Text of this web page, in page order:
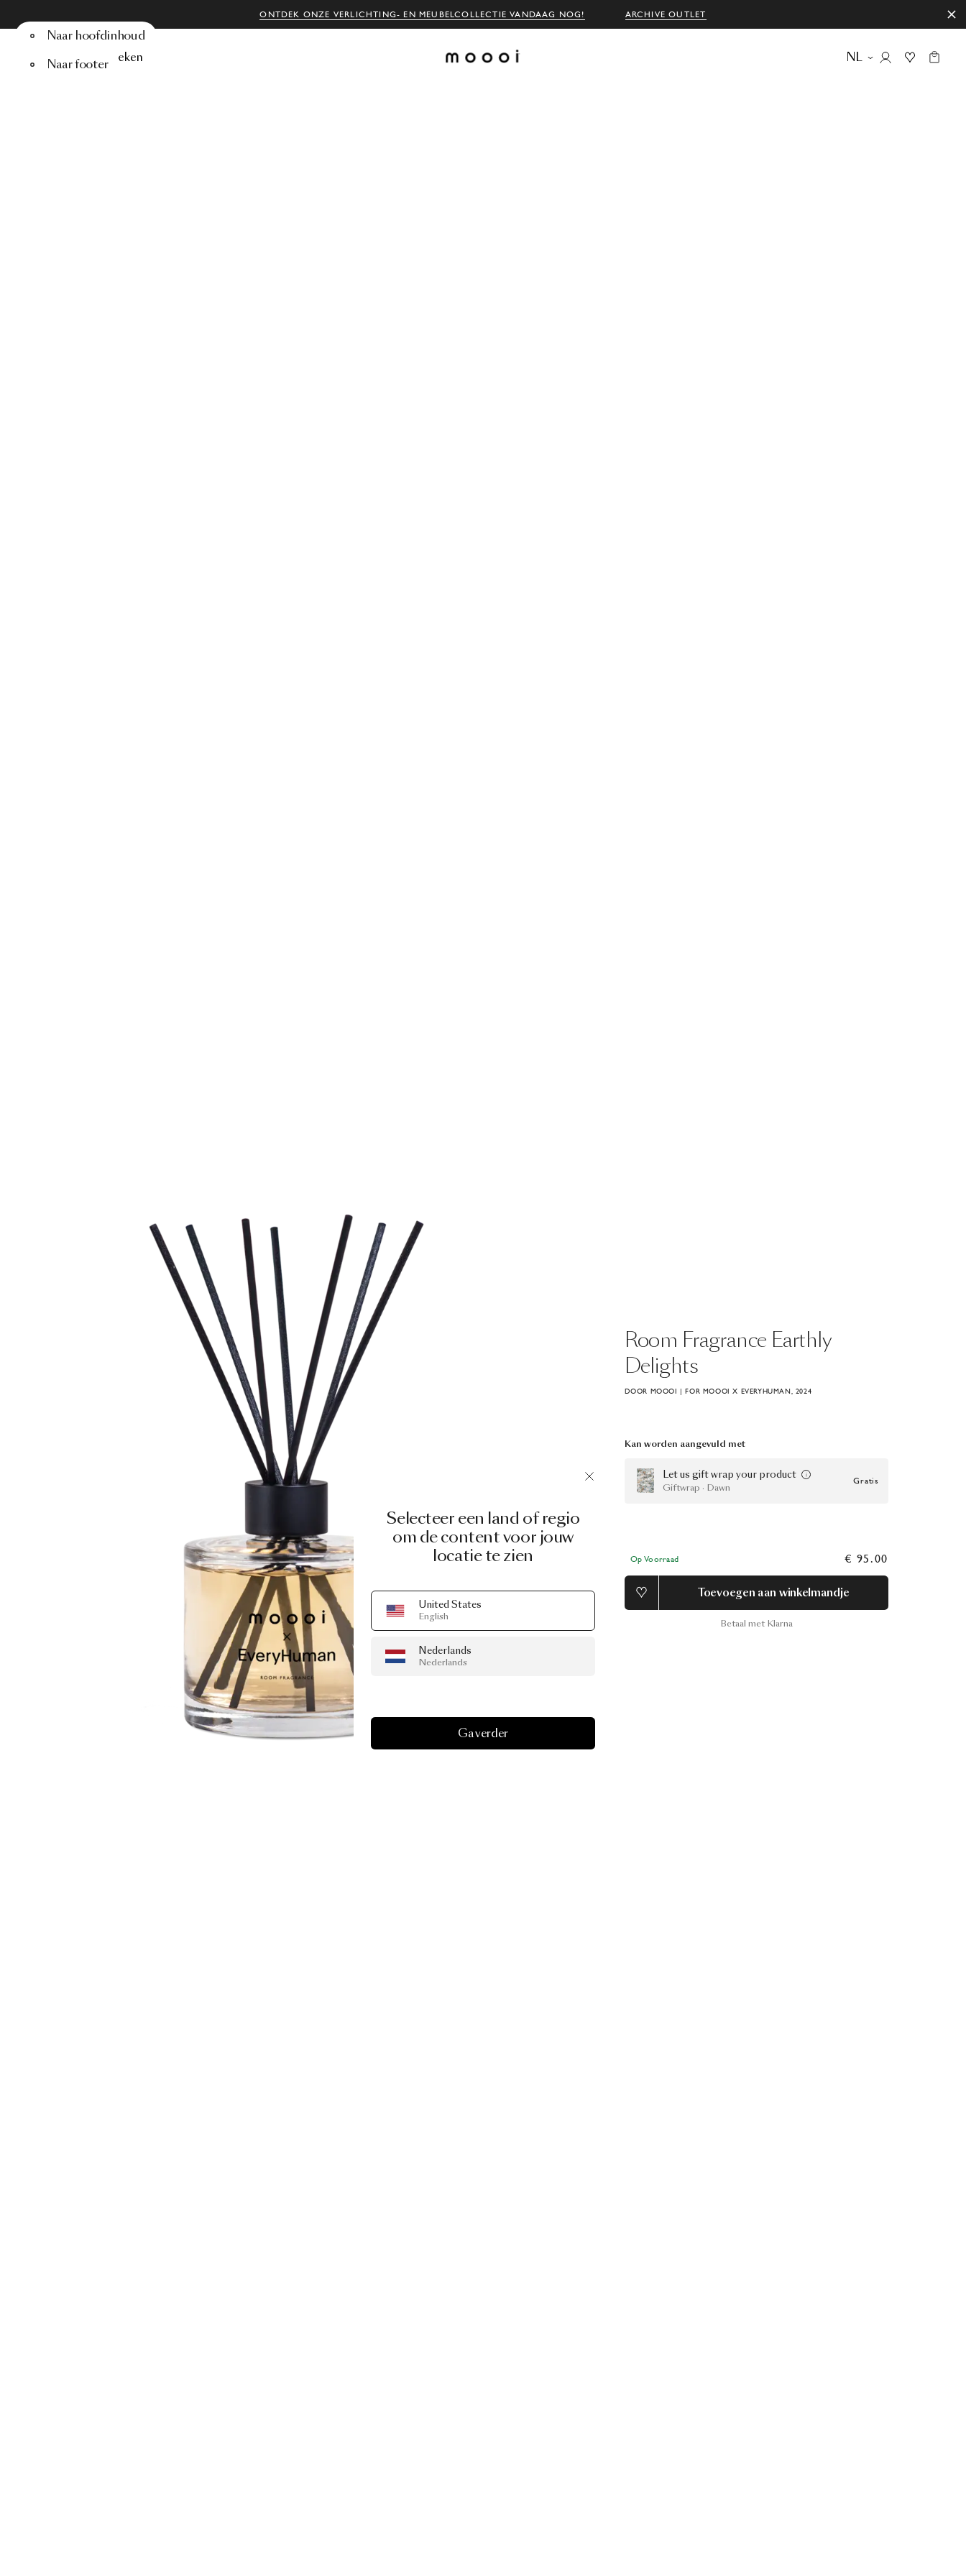
ONTDEK ONZE VERLICHTING- EN MEUBELCOLLECTIE VANDAAG NOG! ARCHIVE OUTLET
Naar hoofdinhoud
Naar footer
Menu Zoeken NL
Room Fragrance Earthly
Delights
DOOR MOOOI | FOR MOOOI X EVERYHUMAN, 2024
Kan worden aangevuld met
Let us gift wrap your product
Giftwrap · Dawn
Gratis
Op Voorraad € 95.00
Toevoegen aan winkelmandje
Betaal met Klarna
Selecteer een land of regio
om de content voor jouw
locatie te zien
United States
English
Nederlands
Nederlands
Ga verder